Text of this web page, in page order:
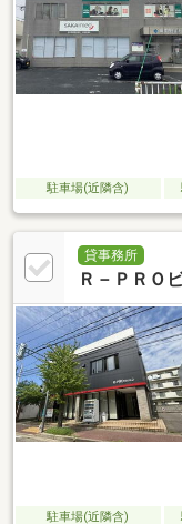
駐車場(近隣含)
貸事務所
Ｒ－ＰＲＯ
駐車場(近隣含)